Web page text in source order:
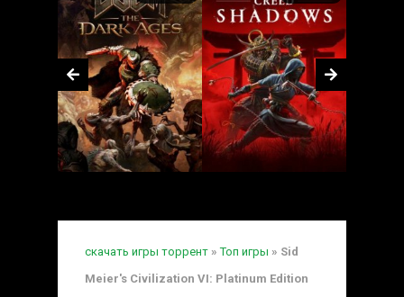
скачать игры торрент »Топ игры » Sid
Meier's Civilization VI: Platinum Edition